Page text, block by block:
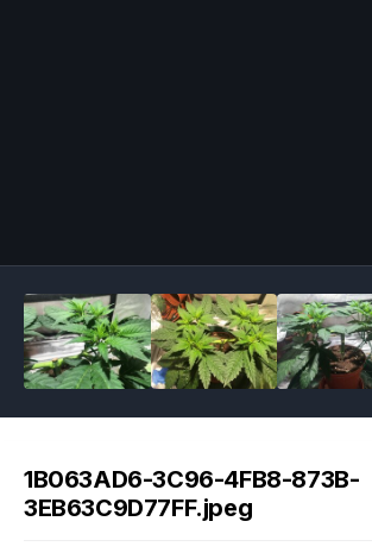
1B063AD6-3C96-4FB8-873B-
3EB63C9D77FF.jpeg